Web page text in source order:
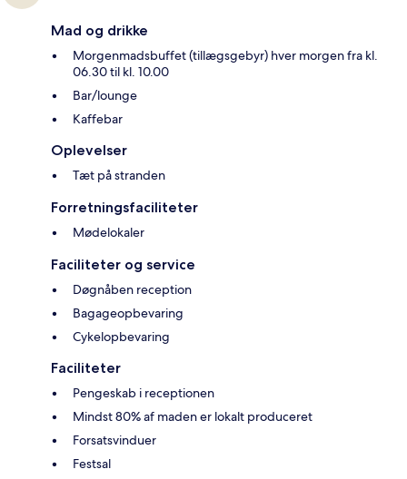
Mad og drikke
Morgenmadsbuffet (tillægsgebyr) hver morgen fra kl.
06.30 til kl. 10.00
Bar/lounge
Kaffebar
Oplevelser
Tæt på stranden
Forretningsfaciliteter
Mødelokaler
Faciliteter og service
Døgnåben reception
Bagageopbevaring
Cykelopbevaring
Faciliteter
Pengeskab i receptionen
Mindst 80% af maden er lokalt produceret
Forsatsvinduer
Festsal